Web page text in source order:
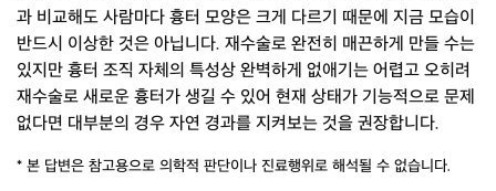
과 비교해도 사람마다 흉터 모양은 크게 다르기 때문에 지금 모습이
반드시 이상한 것은 아닙니다. 재수술로 완전히 매끈하게 만들 수는
있지만 흉터 조직 자체의 특성상 완벽하게 없애기는 어렵고 오히려
재수술로 새로운 흉터가 생길 수 있어 현재 상태가 기능적으로 문제
없다면 대부분의 경우 자연 경과를 지켜보는 것을 권장합니다.
* 본 답변은 참고용으로 의학적 판단이나 진료행위로 해석될 수 없습니다.